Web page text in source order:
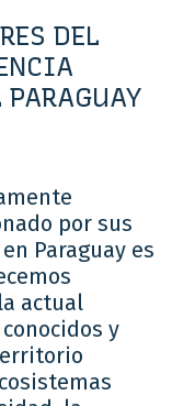
DEL
por sus
Paraguay es
actual
y